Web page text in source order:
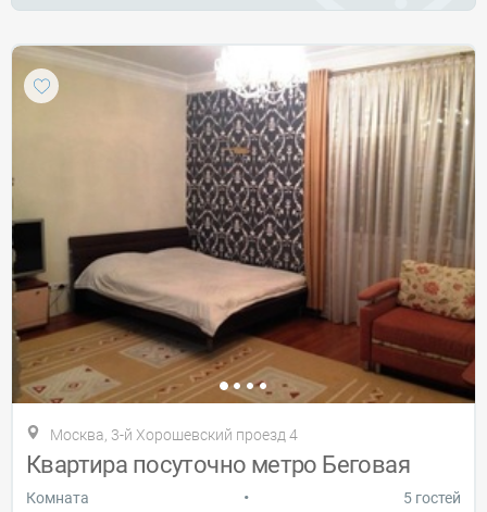
Москва, 3-й Хорошевский проезд 4
Квартира посуточно метро Беговая
Комната • 5 гостей